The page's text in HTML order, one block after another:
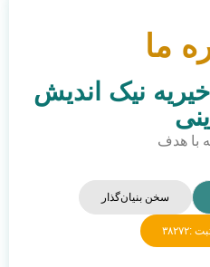
ما
نیک اندیش
با هدف
سخن بنیان‌گذار